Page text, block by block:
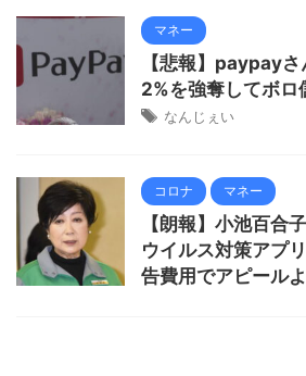
マネー
【悲報】paypay
2%を強奪してボロ
なんじぇい
コロナ マネー
【朗報】小池百合
ウイルス対策アプ
告費用でアピールよ